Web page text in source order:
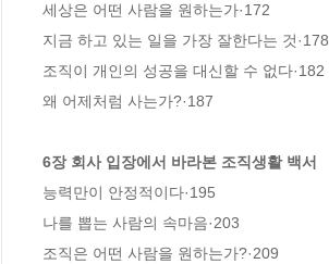
세상은 어떤 사람을 원하는가·172
지금 하고 있는 일을 가장 잘한다는 것·178
조직이 개인의 성공을 대신할 수 없다·182
왜 어제처럼 사는가?·187
6장 회사 입장에서 바라본 조직생활 백서
능력만이 안정적이다·195
나를 뽑는 사람의 속마음·203
조직은 어떤 사람을 원하는가?·209